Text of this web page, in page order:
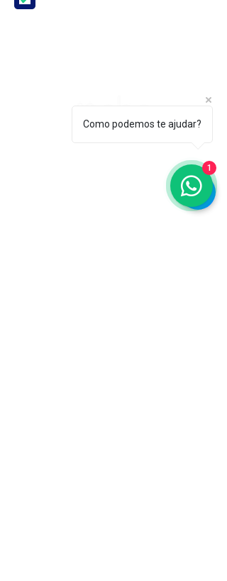
R. Ana Catharina Randi, 25 Jd. Petrópolis - São
Como podemos te ajudar?
1